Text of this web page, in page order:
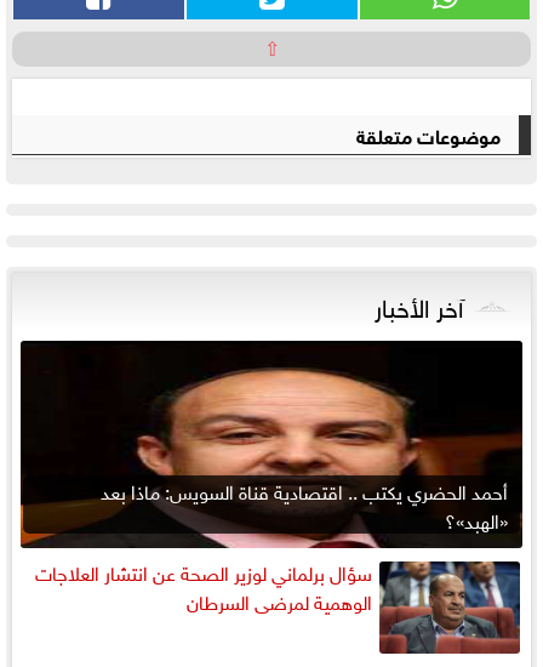
⇧
موضوعات متعلقة
آخر الأخبار
أحمد الحضري يكتب .. اقتصادية قناة السويس: ماذا بعد
«الهبد»؟
سؤال برلماني لوزير الصحة عن انتشار العلاجات
الوهمية لمرضى السرطان